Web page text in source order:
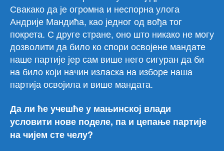
Свакако да је огромна и неспорна улога
Андрије Мандића, као једног од вођа тог
покрета. С друге стране, оно што никако не могу
дозволити да било ко спори освојене мандате
наше партије јер сам више него сигуран да би
на било који начин изласка на изборе наша
партија освојила и више мандата.
Да ли ће учешће у мањинској влади
условити нове поделе, па и цепање партије
на чијем сте челу?